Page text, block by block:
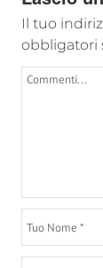
Il tuo
obbligatori